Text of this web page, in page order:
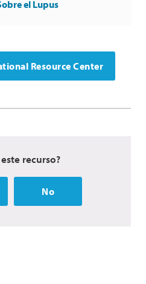
el Lupus
Resource Center
recurso?
No